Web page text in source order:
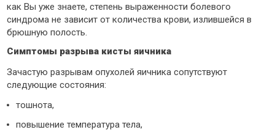
как Вы уже знаете, степень выраженности болевого
синдрома не зависит от количества крови, излившейся в
брюшную полость.
Симптомы разрыва кисты яичника
Зачастую разрывам опухолей яичника сопутствуют
следующие состояния:
тошнота,
повышение температура тела,